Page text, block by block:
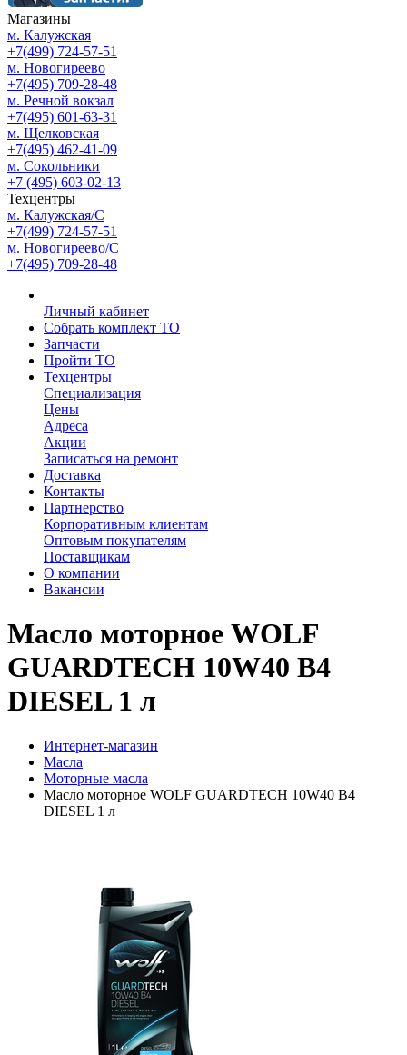
Магазины
м. Калужская
+7(499) 724-57-51
м. Новогиреево
+7(495) 709-28-48
м. Речной вокзал
+7(495) 601-63-31
м. Щелковская
+7(495) 462-41-09
м. Сокольники
+7 (495) 603-02-13
Техцентры
м. Калужская/С
+7(499) 724-57-51
м. Новогиреево/С
+7(495) 709-28-48
Личный кабинет
Собрать комплект ТО
Запчасти
Пройти ТО
Техцентры
Специализация
Цены
Адреса
Акции
Записаться на ремонт
Доставка
Контакты
Партнерство
Корпоративным клиентам
Оптовым покупателям
Поставщикам
О компании
Вакансии
Масло моторное WOLF
GUARDTECH 10W40 B4
DIESEL 1 л
Интернет-магазин
Масла
Моторные масла
Масло моторное WOLF GUARDTECH 10W40 B4
DIESEL 1 л